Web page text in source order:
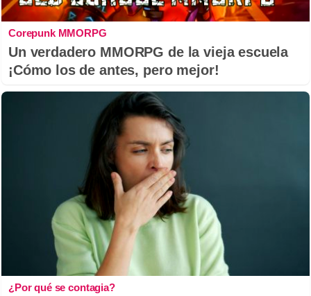
Corepunk MMORPG
Un verdadero MMORPG de la vieja escuela
¡Cómo los de antes, pero mejor!
¿Por qué se contagia?